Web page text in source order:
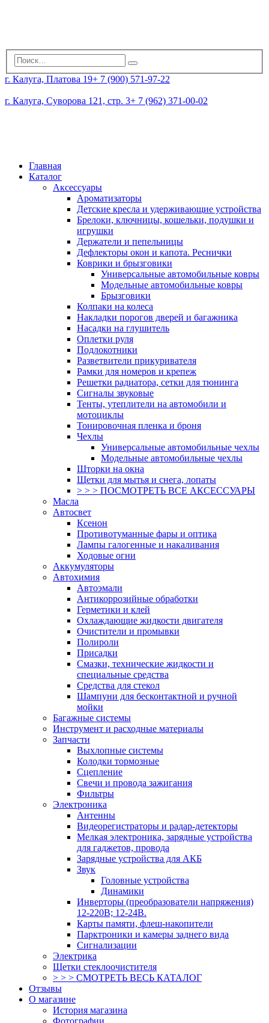
г. Калуга, Платова 19+ 7 (900) 571-97-22
г. Калуга, Суворова 121, стр. 3+ 7 (962) 371-00-02
Главная
Каталог
Аксессуары
Ароматизаторы
Детские кресла и удерживающие устройства
Брелоки, ключницы, кошельки, подушки и
игрушки
Держатели и пепельницы
Дефлекторы окон и капота. Реснички
Коврики и брызговики
Универсальные автомобильные ковры
Модельные автомобильные ковры
Брызговики
Колпаки на колеса
Накладки порогов дверей и багажника
Насадки на глушитель
Оплетки руля
Подлокотники
Разветвители прикуривателя
Рамки для номеров и крепеж
Решетки радиатора, сетки для тюнинга
Сигналы звуковые
Тенты, утеплители на автомобили и
мотоциклы
Тонировочная пленка и броня
Чехлы
Универсальные автомобильные чехлы
Модельные автомобильные чехлы
Шторки на окна
Щетки для мытья и снега, лопаты
> > > ПОСМОТРЕТЬ ВСЕ АКСЕССУАРЫ
Масла
Автосвет
Ксенон
Противотуманные фары и оптика
Лампы галогенные и накаливания
Ходовые огни
Аккумуляторы
Автохимия
Автоэмали
Антикоррозийные обработки
Герметики и клей
Охлаждающие жидкости двигателя
Очистители и промывки
Полироли
Присадки
Смазки, технические жидкости и
специальные средства
Средства для стекол
Шампуни для бесконтактной и ручной
мойки
Багажные системы
Инструмент и расходные материалы
Запчасти
Выхлопные системы
Колодки тормозные
Сцепление
Свечи и провода зажигания
Фильтры
Электроника
Антенны
Видеорегистраторы и радар-детекторы
Мелкая электроника, зарядные устройства
для гаджетов, провода
Зарядные устройства для АКБ
Звук
Головные устройства
Динамики
Инверторы (преобразователи напряжения)
12-220В; 12-24В.
Карты памяти, флеш-накопители
Парктроники и камеры заднего вида
Сигнализации
Электрика
Щетки стеклоочистителя
> > > СМОТРЕТЬ ВЕСЬ КАТАЛОГ
Отзывы
О магазине
История магазина
Фотографии